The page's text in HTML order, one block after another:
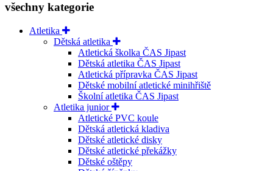
všechny kategorie
Atletika
Dětská atletika
Atletická školka ČAS Jipast
Dětská atletika ČAS Jipast
Atletická přípravka ČAS Jipast
Dětské mobilní atletické minihřiště
Školní atletika ČAS Jipast
Atletika junior
Atletické PVC koule
Dětská atletická kladiva
Dětské atletické disky
Dětské atletické překážky
Dětské oštěpy